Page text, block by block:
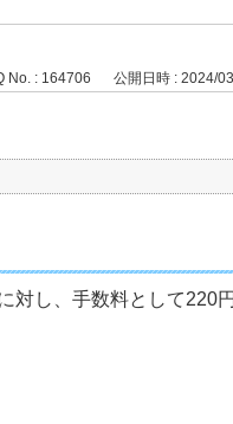
No. : 164706 公開日時 : 2024/
し、手数料として220